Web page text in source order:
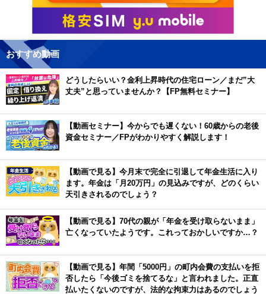
おすすめ動画
どうしたらいい？金利上昇時代の住宅ローン／まだ”大
丈夫”と思っていませんか？【FP無料セミナー】
【動画セミナー】今からでも遅くない！60歳からの老後
資金セミナー／FPがわかりやすく解説します！
【動画で見る】今月末で完全に引退して年金生活に入り
ます。年金は「月20万円」の見込みですが、どのくらい
天引きされるのでしょう？
【動画で見る】70代の親が「年金を受け取らないまま」
亡くなっていたようです。これっておかしいですか…？
【動画で見る】年間「5000円」の町内会費の支払いを拒
否したら「今後ゴミを捨てるな」と言われました。正直
払いたくないのですが、法的な拘束力はあるのでしょう